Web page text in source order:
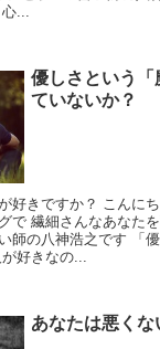
...
優しさという
ていないか？
好きですか？ こんに
で 繊細さんなあなた
師の八神浩之です 「
好きなの...
あなたは悪くな